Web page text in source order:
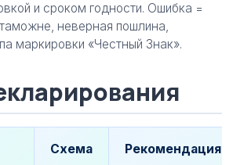
и сроком годности. Ошибка =
неверная пошлина,
маркировки «Честный Знак».
Схема Рекомендация